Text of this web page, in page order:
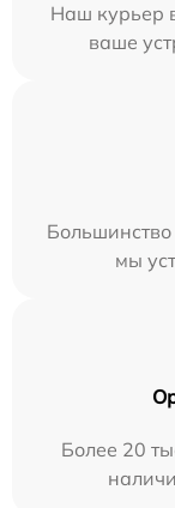
Наш курьер
ваше
Большинство
мы
Более 20